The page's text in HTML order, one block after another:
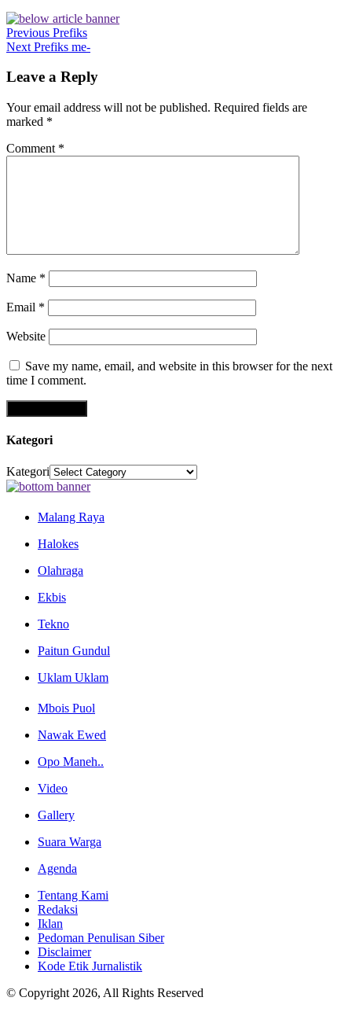
Previous Prefiks
Next Prefiks me-
Leave a Reply
Your email address will not be published. Required fields are
marked *
Comment *
Name *
Email *
Website
Save my name, email, and website in this browser for the next
time I comment.
Kategori
Kategori
Malang Raya
Halokes
Olahraga
Ekbis
Tekno
Paitun Gundul
Uklam Uklam
Mbois Puol
Nawak Ewed
Opo Maneh..
Video
Gallery
Suara Warga
Agenda
Tentang Kami
Redaksi
Iklan
Pedoman Penulisan Siber
Disclaimer
Kode Etik Jurnalistik
© Copyright 2026, All Rights Reserved